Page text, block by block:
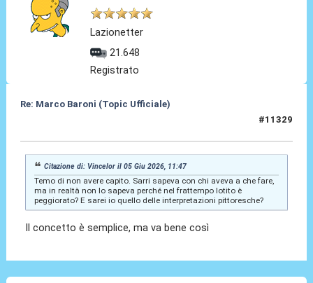
Lazionetter
21.648
Registrato
Re: Marco Baroni (Topic Ufficiale)
#11329
Citazione di: Vincelor il 05 Giu 2026, 11:47
Temo di non avere capito. Sarri sapeva con chi aveva a che fare,
ma in realtà non lo sapeva perché nel frattempo lotito è
peggiorato? E sarei io quello delle interpretazioni pittoresche?
Il concetto è semplice, ma va bene così